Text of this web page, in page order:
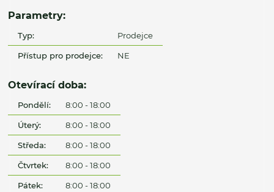
Parametry:
Typ: Prodejce
Přístup pro prodejce: NE
Otevírací doba:
Pondělí: 8:00 - 18:00
Úterý: 8:00 - 18:00
Středa: 8:00 - 18:00
Čtvrtek: 8:00 - 18:00
Pátek: 8:00 - 18:00